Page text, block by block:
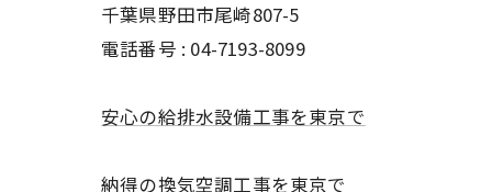
千葉県野田市尾崎807-5
電話番号 : 04-7193-8099
安心の給排水設備工事を東京で
納得の換気空調工事を東京で